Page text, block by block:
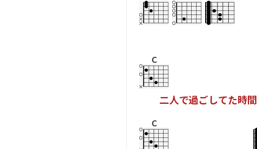
C
二人で過ごしてた時間
C